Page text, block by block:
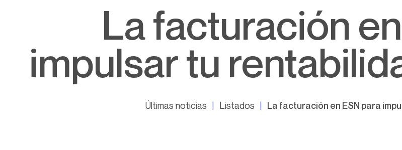
La facturación en ESN para
impulsar tu
Últimas noticias Listados La facturación en ESN para